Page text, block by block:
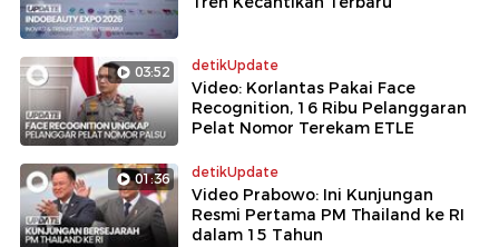
03:52 detikUpdate
Video: Korlantas Pakai Face
Recognition, 16 Ribu Pelanggaran
Pelat Nomor Terekam ETLE
01:36 detikUpdate
Video Prabowo: Ini Kunjungan
Resmi Pertama PM Thailand ke RI
dalam 15 Tahun